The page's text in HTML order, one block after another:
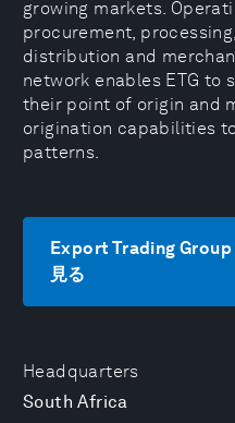
Headquarters
South Africa
growing markets.
procurement,
distribution and
network enables ETG to
their point of origin and
origination capabilities
patterns.
Export Trading Group
見る